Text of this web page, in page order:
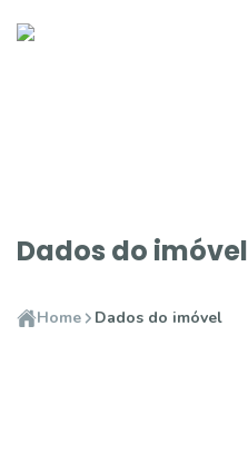
Dados do imóvel
Home Dados do imóvel